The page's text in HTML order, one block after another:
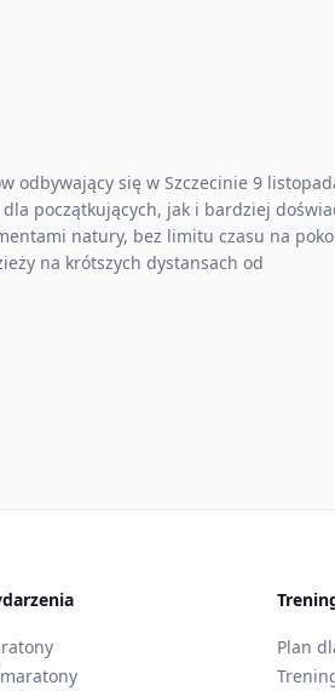
odbywający się w Szczecinie 9
początkujących, jak i bardziej
natury, bez limitu czasu na
na krótszych dystansach od
Plan